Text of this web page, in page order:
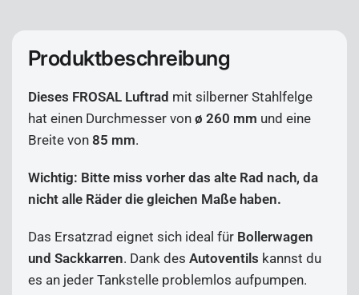
Produktbeschreibung
Dieses FROSAL Luftrad mit silberner Stahlfelge
hat einen Durchmesser vonø 260 mm und eine
Breite von85 mm.
Wichtig: Bitte miss vorher das alte Rad nach, da
nicht alle Räder die gleichen Maße haben.
Das Ersatzrad eignet sich ideal für Bollerwagen
und Sackkarren. Dank desAutoventils kannst du
es an jeder Tankstelle problemlos aufpumpen.